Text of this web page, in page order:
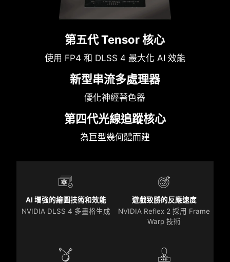
第五代 Tensor 核心
使用 FP4 和 DLSS 4 最大化 AI 效能
新型串流多處理器
優化神經著色器
第四代光線追蹤核心
為巨型幾何體而建
AI 增強的繪圖技術和效能
NVIDIA DLSS 4 多畫格生成
遊戲致勝的反應速度
NVIDIA Reflex 2 採用 Frame
Warp 技術